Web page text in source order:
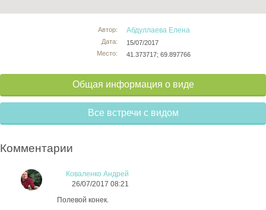
Автор:
Дата:
Место:
Абдуллаева Елена
15/07/2017
41.373717; 69.897766
Общая информация о виде
Все встречи с видом
Комментарии
Коваленко Андрей
26/07/2017 08:21
Полевой конек.